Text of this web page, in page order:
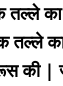
तल्ले
तल्ले
रूस की